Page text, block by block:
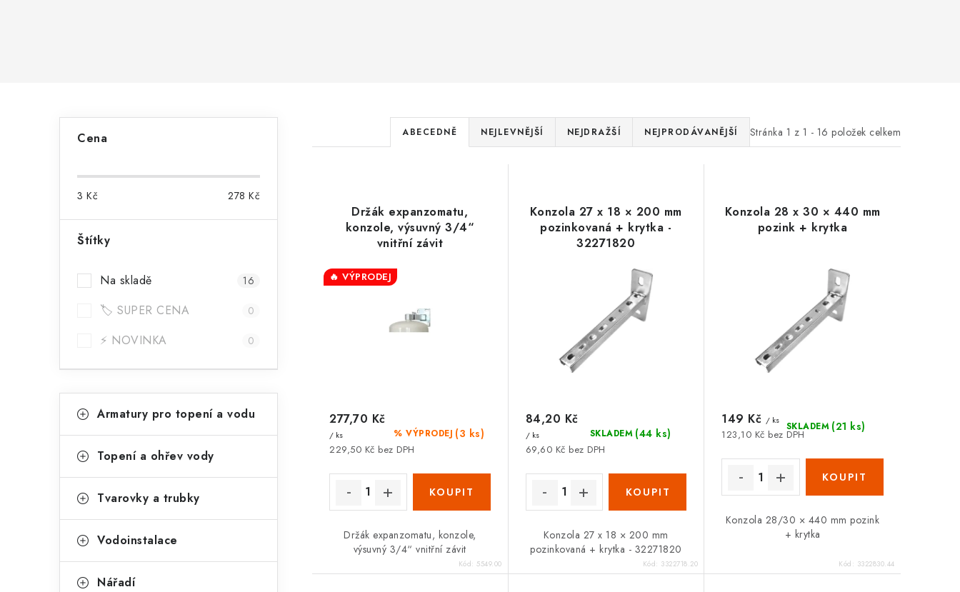
t
p
a
n
l
Cena
3 Kč 278 Kč
Štítky
Na skladě 16
🏷️ SUPER CENA 0
⚡ NOVINKA 0
kategorie
a
e
o
i
Armatury pro topení a vodu
Topení a ohřev vody
Tvarovky a trubky
Vodoinstalace
Nářadí
Stránka 1 z 1 - 16 položek celkem
Ř
a
e
n
í
p
r
k
t
ů
ABECEDNĚ NEJLEVNĚJŠÍ NEJDRAŽŠÍ NEJPRODÁVANĚJŠÍ
Držák expanzomatu,
konzole, výsuvný 3/4“
vnitřní závit
🔥 VÝPRODEJ
% VÝPRODEJ (3 ks)
229,50 Kč bez DPH
277,70 Kč
/ ks
Držák expanzomatu, konzole,
výsuvný 3/4“ vnitřní závit
Kód:5549.00
Konzola 27 x 18 × 200 mm
pozinkovaná + krytka -
32271820
SKLADEM (44 ks)
69,60 Kč bez DPH
84,20 Kč
/ ks
Konzola 27 x 18 × 200 mm
pozinkovaná + krytka - 32271820
Kód: 3322718.20
Konzola 28 x 30 × 440 mm
pozink + krytka
SKLADEM (21 ks)
123,10 Kč bez DPH
149 Kč / ks
Konzola 28/30 × 440 mm pozink
+ krytka
Kód: 3322830.44
Stačí napsat, poradíme s čímkoli.